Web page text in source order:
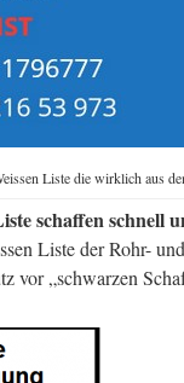
Liste die wirklich aus
schaffen schnell
Liste der Rohr-
vor „schwarzen